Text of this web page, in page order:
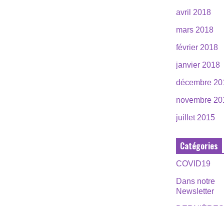
avril 2018
mars 2018
février 2018
janvier 2018
décembre
novembre
juillet 2015
Catégories
COVID19
Dans notre
Newsletter